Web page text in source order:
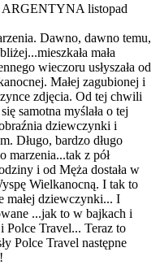
listopad
Dawno, dawno temu,
mała
wieczoru usłyszała od
Małej zagubionej i
zdjęcia. Od tej chwili
samotna myślała o tej
dziewczynki i
Długo, bardzo długo
marzenia...tak z pół
i od Męża dostała w
Wielkanocną. I tak to
małej dziewczynki... I
...jak to w bajkach i
Travel... Teraz to
Polce Travel następne